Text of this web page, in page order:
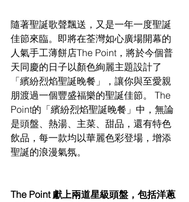
隨著聖誕歌聲飄送，又是一年一度聖誕
佳節來臨。即將在荃灣如心廣場開幕的
人氣手工薄餅店The Point，將於今個普
天同慶的日子以顏色絢麗主題設計了
「繽紛烈焰聖誕晚餐」，讓你與至愛親
朋渡過一個豐盛福樂的聖誕佳節。 The
Point的「繽紛烈焰聖誕晚餐」中，無論
是頭盤、熱湯、主菜、甜品，還有特色
飲品，每一款均以華麗色彩登場，增添
聖誕的浪漫氣氛。
The Point 獻上兩道星級頭盤，包括洋蔥